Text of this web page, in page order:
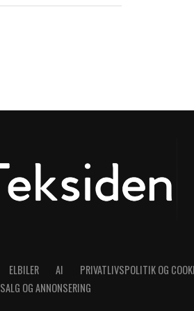
ELBILER AI PRIVATLIVSPOLITIK OG
SALG OG ANNONSERING